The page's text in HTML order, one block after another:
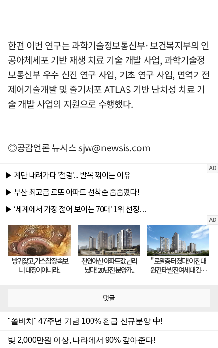
한편 이번 연구는 과학기술정보통신부·보건복지부의 인
공아체세포 기반 재생 치료 기술 개발 사업, 과학기술정
보통신부 우수 신진 연구 사업, 기초 연구 사업, 면역기전
제어기술개발 및 줄기세포 ATLAS 기반 난치성 치료 기
술 개발 사업의 지원으로 수행했다.
◎공감언론 뉴시스sjw@newsis.com
댓글